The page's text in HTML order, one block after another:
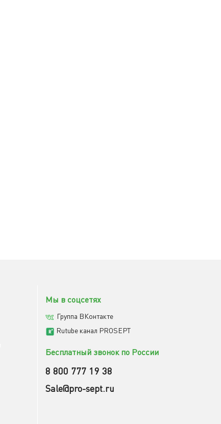
Мы в соцсетях
Группа ВКонтакте
Rutube канал PROSEPT
Бесплатный звонок по России
8 800 777 19 38
Sale@pro-sept.ru